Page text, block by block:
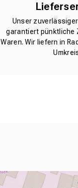
Unser
garantiert pünktliche
Waren. Wir liefern in